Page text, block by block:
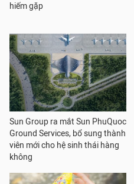
hiếm gặp
Sun Group ra mắt Sun PhuQuoc
Ground Services, bổ sung thành
viên mới cho hệ sinh thái hàng
không